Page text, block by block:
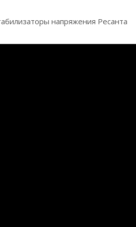
напряжения Ресанта